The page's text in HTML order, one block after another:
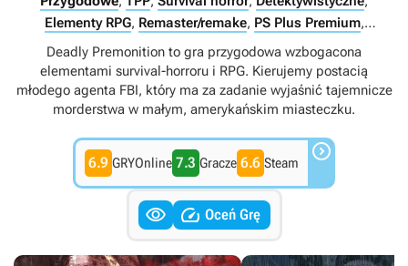
Elementy RPG, Remaster/remake, PS Plus Premium,
Singleplayer
Deadly Premonition to gra przygodowa wzbogacona
elementami survival-horroru i RPG. Kierujemy postacią
młodego agenta FBI, który ma za zadanie wyjaśnić tajemnicze
morderstwa w małym, amerykańskim miasteczku.
6.9 GRYOnline 7.3 Gracze 6.6 Steam 
  Oceń Grę